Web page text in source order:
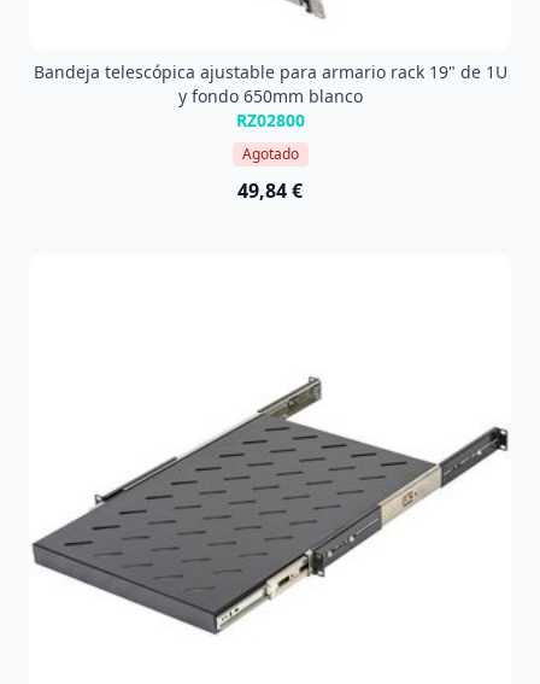
Bandeja telescópica ajustable para armario rack 19" de 1U
y fondo 650mm blanco
RZ02800
Agotado
49,84 €